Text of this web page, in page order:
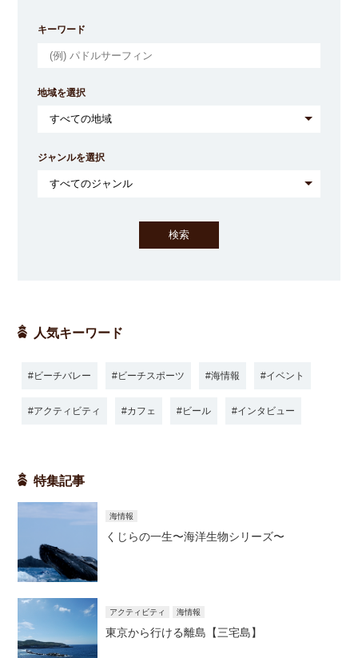
キーワード
地域を選択
ジャンルを選択
人気キーワード
ビーチバレー ビーチスポーツ 海情報 イベント
アクティビティ カフェ ビール インタビュー
特集記事
海情報
くじらの一生〜海洋生物シリーズ〜
アクティビティ 海情報
東京から行ける離島【三宅島】